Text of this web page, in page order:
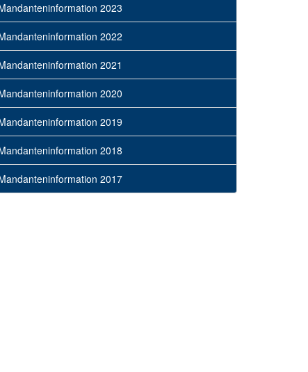
2023
2022
2021
2020
2019
2018
2017